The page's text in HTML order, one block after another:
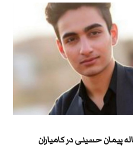
حسینی در کامیاران